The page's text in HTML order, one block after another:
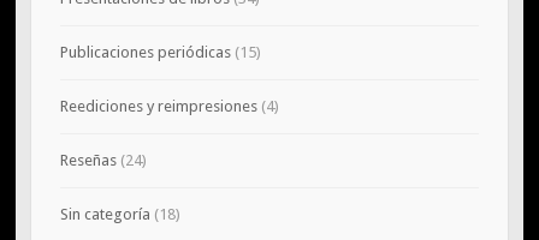
Publicaciones periódicas(15)
Reediciones y reimpresiones(4)
Reseñas(24)
Sin categoría (18)